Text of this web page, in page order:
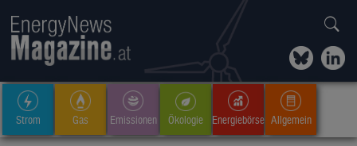
Strom Gas Emissionen Ökologie Energiebörse Allgemein